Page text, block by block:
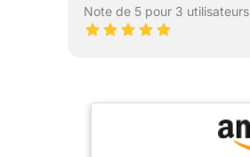
Note de 5 pour 3 utilisateurs